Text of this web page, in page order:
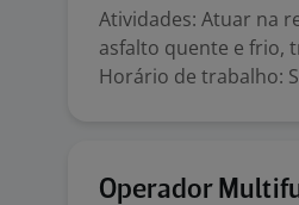
Atividades: Atuar na
asfalto quente e frio,
Horário de trabalho:
Operador